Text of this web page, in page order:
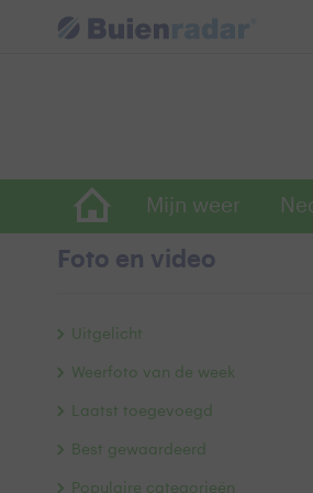
Mijn weer
Foto en video
Uitgelicht
Weerfoto van de week
Laatst toegevoegd
Best gewaardeerd
Populaire categorieën